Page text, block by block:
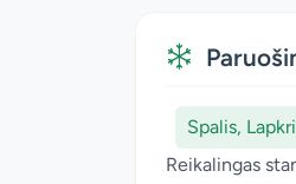
Spalis,
Reikalingas